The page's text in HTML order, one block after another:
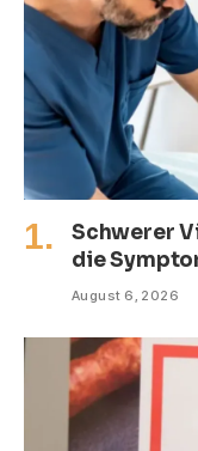
Schwerer
die
August 6, 2026